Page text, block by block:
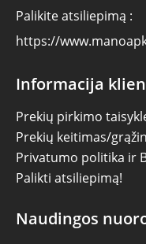
Palikite atsiliepimą :
https://
Informacija
Prekių pirkimo
Prekių keitimas/
Privatumo politika ir
Palikti atsiliepimą!
Naudingos